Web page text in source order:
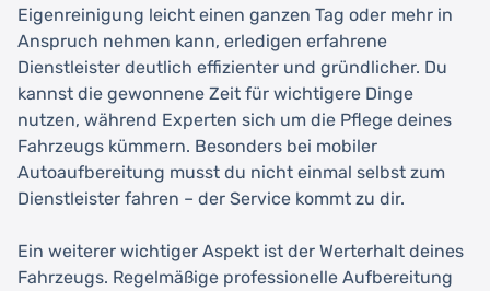
Eigenreinigung leicht einen ganzen Tag oder mehr in
Anspruch nehmen kann, erledigen erfahrene
Dienstleister deutlich effizienter und gründlicher. Du
kannst die gewonnene Zeit für wichtigere Dinge
nutzen, während Experten sich um die Pflege deines
Fahrzeugs kümmern. Besonders bei mobiler
Autoaufbereitung musst du nicht einmal selbst zum
Dienstleister fahren – der Service kommt zu dir.
Ein weiterer wichtiger Aspekt ist der Werterhalt deines
Fahrzeugs. Regelmäßige professionelle Aufbereitung